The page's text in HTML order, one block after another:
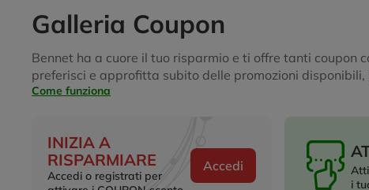
Galleria Coupon
Bennet ha a cuore il tuo risparmio e ti offre tanti coupon
preferisci e approfitta subito delle promozioni
Come funziona
INIZIA A
RISPARMIARE
Accedi o registrati per
Accedi
i